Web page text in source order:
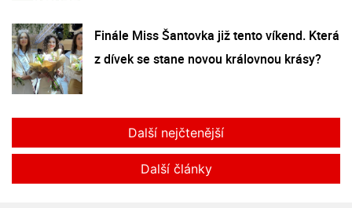
Finále Miss Šantovka již tento víkend. Která
z dívek se stane novou královnou krásy?
Další nejčtenější
Další články